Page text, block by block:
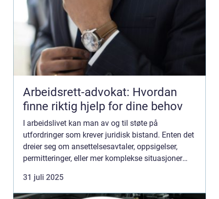
Arbeidsrett-advokat: Hvordan
finne riktig hjelp for dine behov
I arbeidslivet kan man av og til støte på
utfordringer som krever juridisk bistand. Enten det
dreier seg om ansettelsesavtaler, oppsigelser,
permitteringer, eller mer komplekse situasjoner
arbeidsrett...
31 juli 2025